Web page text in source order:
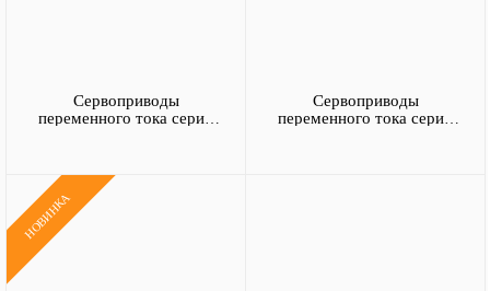
Сервоприводы
переменного тока серии
Сервоприводы
переменного тока серии
НОВИНКА